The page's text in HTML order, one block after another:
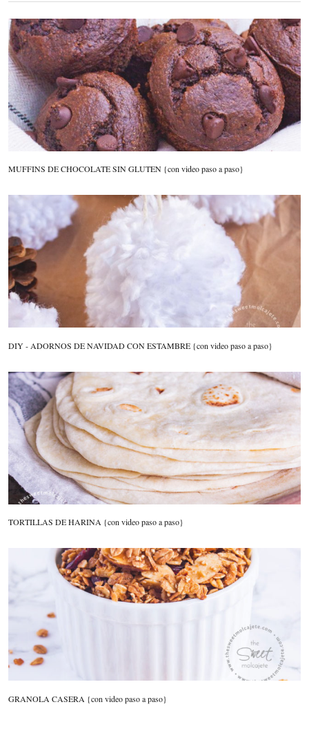
MUFFINS DE CHOCOLATE SIN GLUTEN {con video paso a paso}
DIY - ADORNOS DE NAVIDAD CON ESTAMBRE {con video paso a paso}
TORTILLAS DE HARINA {con video paso a paso}
GRANOLA CASERA {con video paso a paso}